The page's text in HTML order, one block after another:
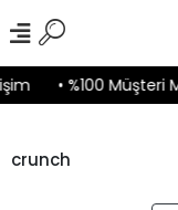
• %100 Müşteri
crunch